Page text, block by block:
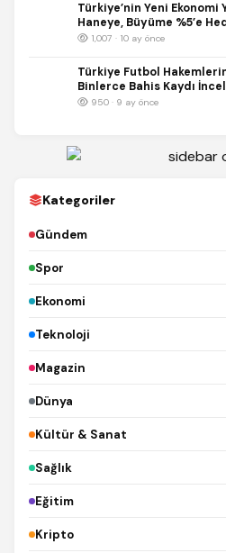
Türkiye’nin Yeni Ekonomi
Haneye, Büyüme %5’e
1,007 · 10 ay önce
Türkiye Futbol
Binlerce Bahis Kaydı
950 · 9 ay önce
Kategoriler
Gündem
Spor
Ekonomi
Teknoloji
Magazin
Dünya
Kültür & Sanat
Sağlık
Eğitim
Kripto